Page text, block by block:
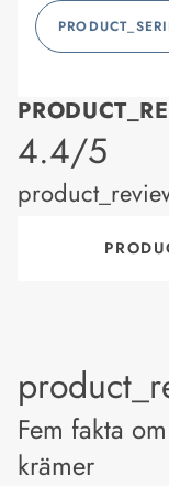
4.4/5
Fem fakta om
krämer